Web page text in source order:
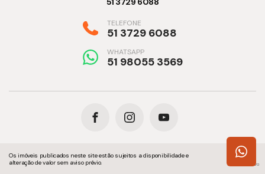
TELEFONE
51 3729 6088
WHATSAPP
51 98055 3569
Os imóveis publicados neste site estão sujeitos a disponibilidade e
alteração de valor sem aviso prévio.
bravo